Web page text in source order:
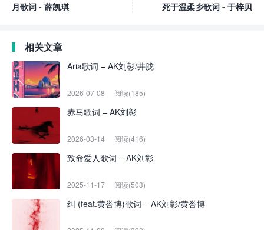
月歌词 - 薛凯琪
死于温柔乡歌词 - 于梓贝
相关文章
Aria歌词 – AK刘彰/井胧
2026-07-08 阅读(185)
赤马歌词 – AK刘彰
2026-03-14 阅读(416)
致命爱人歌词 – AK刘彰
2025-11-17 阅读(503)
纠 (feat.黄誉博)歌词 – AK刘彰/黄誉博